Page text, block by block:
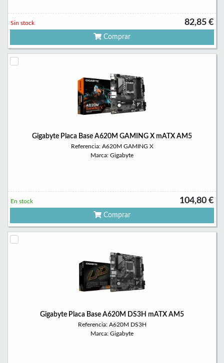
82,85 €
Sin stock
Comprar
Gigabyte Placa Base A620M GAMING X mATX AM5
Referencia: A620M GAMING X
Marca: Gigabyte
104,80 €
En stock
Comprar
Gigabyte Placa Base A620M DS3H mATX AM5
Referencia: A620M DS3H
Marca: Gigabyte